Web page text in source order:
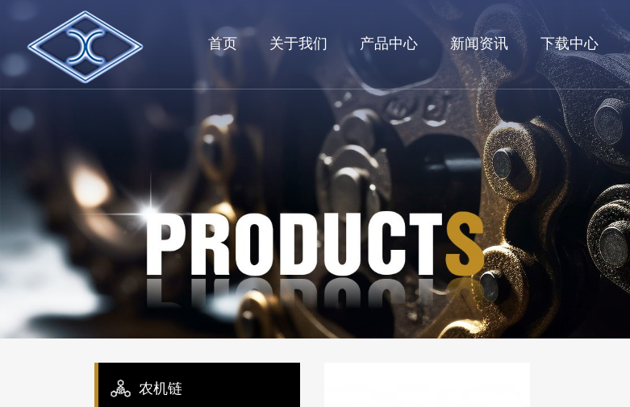
首页 关于我们 产品中心 新闻资讯 下载中心
农机链